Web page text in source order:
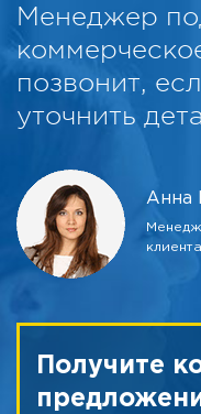
Менеджер
позвонит,
уточнить
Анна
Получите